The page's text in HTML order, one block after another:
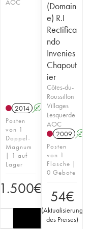
AOC
2014 A
Posten
von 1
Doppel-
Magnum
| 1 auf
Lager
1.500€
(Domain
e) R.I
Rectifica
ndo
Invenies
Chapout
ier
Côtes-du-
Roussillon
Villages
Lesquerde
AOC
2009 A
Posten
von 1
Flasche |
0 Gebote
54€
(Aktualisierung
des Preises)